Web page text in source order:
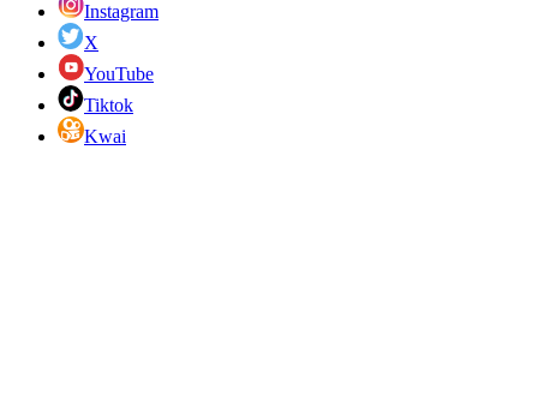
Instagram
X
YouTube
Tiktok
Kwai